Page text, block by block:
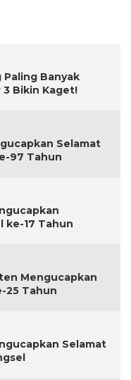
Paling Banyak
3 Bikin Kaget!
Selamat
97 Tahun
ke-17 Tahun
Mengucapkan
25 Tahun
Selamat